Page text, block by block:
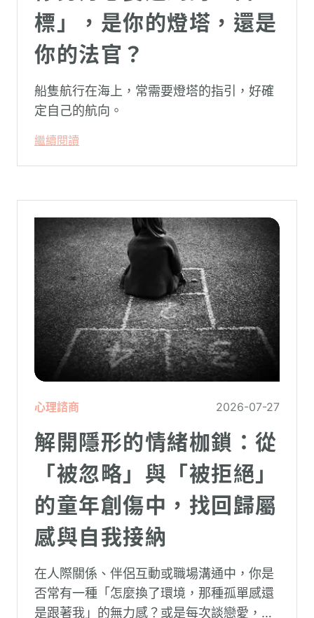
標」，是你的燈塔，還是
你的法官？
船隻航行在海上，常需要燈塔的指引，好確
定自己的航向。
繼續閱讀
心理諮商 2026-07-27
解開隱形的情緒枷鎖：從
「被忽略」與「被拒絕」
的童年創傷中，找回歸屬
感與自我接納
在人際關係、伴侶互動或職場溝通中，你是
否常有一種「怎麼換了環境，那種孤單感還
是跟著我」的無力感？或是每次談戀愛，總